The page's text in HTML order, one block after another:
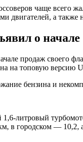
чаще всего
двигателей, а
о начале
продаж своего
на топовую версию
литровый
в городском — 10,2,